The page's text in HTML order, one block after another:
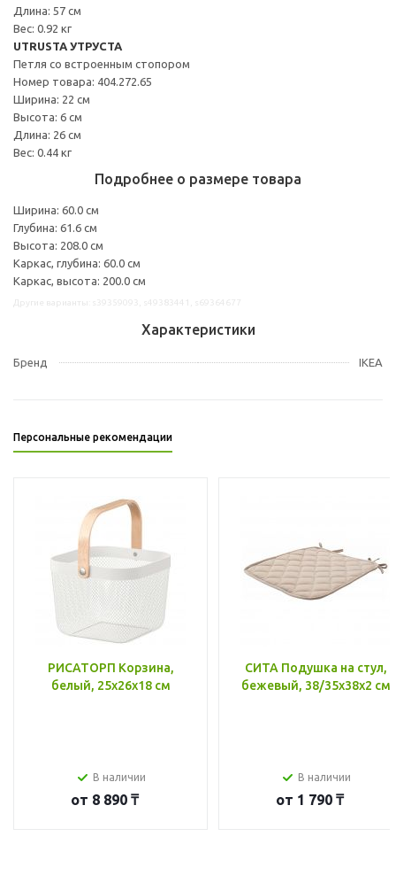
Длина: 57 см
Вес: 0.92 кг
UTRUSTA УТРУСТА
Петля со встроенным стопором
Номер товара: 404.272.65
Ширина: 22 см
Высота: 6 см
Длина: 26 см
Вес: 0.44 кг
Подробнее о размере товара
Ширина: 60.0 см
Глубина: 61.6 см
Высота: 208.0 см
Каркас, глубина: 60.0 см
Каркас, высота: 200.0 см
Характеристики
Бренд IKEA
Персональные рекомендации
РИСАТОРП Корзина,
белый, 25x26x18 см
В наличии
от 8 890 ₸
СИТА Подушка на стул,
бежевый, 38/35x38x2 см
В наличии
от 1 790 ₸